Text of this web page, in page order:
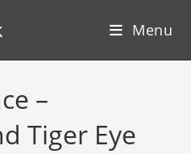
Menu
–
Tiger Eye